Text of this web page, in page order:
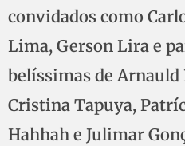
convidados como
Lima, Gerson Lira e
belíssimas de
Cristina Tapuya,
Hahhah e Julimar